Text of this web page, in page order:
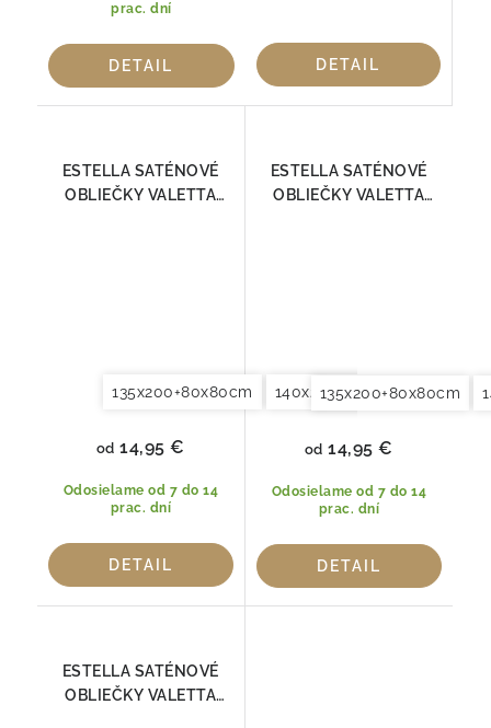
prac. dní
DETAIL DETAIL
ESTELLA SATÉNOVÉ
OBLIEČKY VALETTA
135x200+80x80cm 140x200+70x90cm
Odosielame od 7 do 14
prac. dní
od 14,95 €
DETAIL
ESTELLA SATÉNOVÉ
OBLIEČKY VALETTA
135x200+80x80cm
Odosielame od 7 do 14
prac. dní
od 14,95 €
DETAIL
ESTELLA SATÉNOVÉ
OBLIEČKY VALETTA